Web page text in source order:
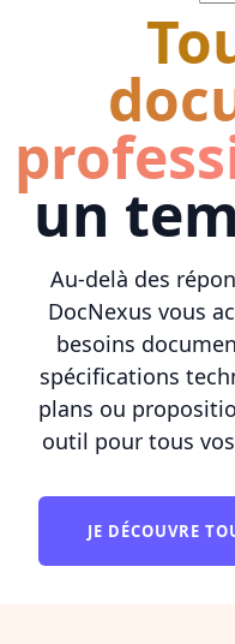
un
Au-delà des
DocNexus vous
besoins
spécifications
plans ou
outil pour tous
JE DÉCOUVRE